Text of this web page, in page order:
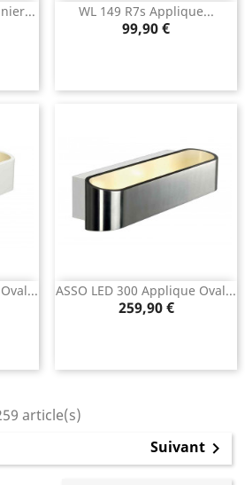
WL 149 R7s Applique...
Prix
99,90 €
ASSO LED 300 Applique Oval...
Prix
259,90 €
article(s)
Suivant 